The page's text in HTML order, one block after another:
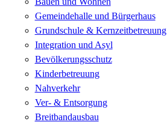
Gemeindehalle und Bürgerhaus
Grundschule & Kernzeitbetreuung
Integration und Asyl
Bevölkerungsschutz
Kinderbetreuung
Nahverkehr
Ver- & Entsorgung
Breitbandausbau